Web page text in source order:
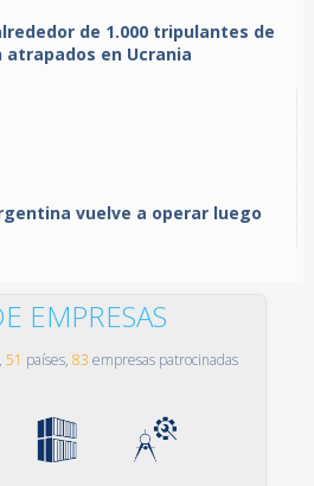
de 1.000 tripulantes de
atrapados en Ucrania
vuelve a operar luego
EMPRESAS
51 países, 83 empresas patrocinadas